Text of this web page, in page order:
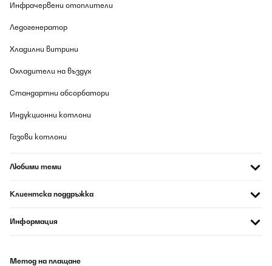
Инфрачервени отоплители
Ледогенератор
Хладилни витрини
Охладители на въздух
Стандартни абсорбатори
Индукционни котлони
Газови котлони
Любими теми
Клиентска поддръжка
Информация
Метод на плащане